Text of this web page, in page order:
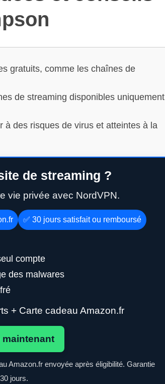
gratuits, comme les chaînes de
de streaming disponibles uniquement
à des risques de virus et atteintes à la
de streaming ?
vie privée avec NordVPN.
✅ 30 jours satisfait ou remboursé
compte
des malwares
+ Carte cadeau Amazon.fr
maintenant
Amazon.fr envoyée après éligibilité. Garantie
jours.